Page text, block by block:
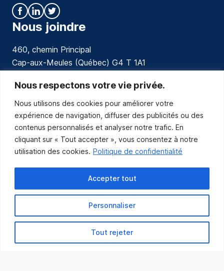
Nous respectons votre vie privée.
Nous utilisons des cookies pour améliorer votre
expérience de navigation, diffuser des publicités ou des
contenus personnalisés et analyser notre trafic. En
cliquant sur « Tout accepter », vous consentez à notre
utilisation des cookies. Politique de confidentialité
Personnaliser
Tout rejeter
Accepter tout
Nous joindre
460, chemin Principal
Cap-aux-Meules (Québec) G4 T 1A1
communications@muniles.ca
418 986-3100
Composez le 1 en tout temps pour toutes urgences.
Abonnez-vous
Abonnez-vous pour recevoir les nouvelles
de la Municipalité par courriel.